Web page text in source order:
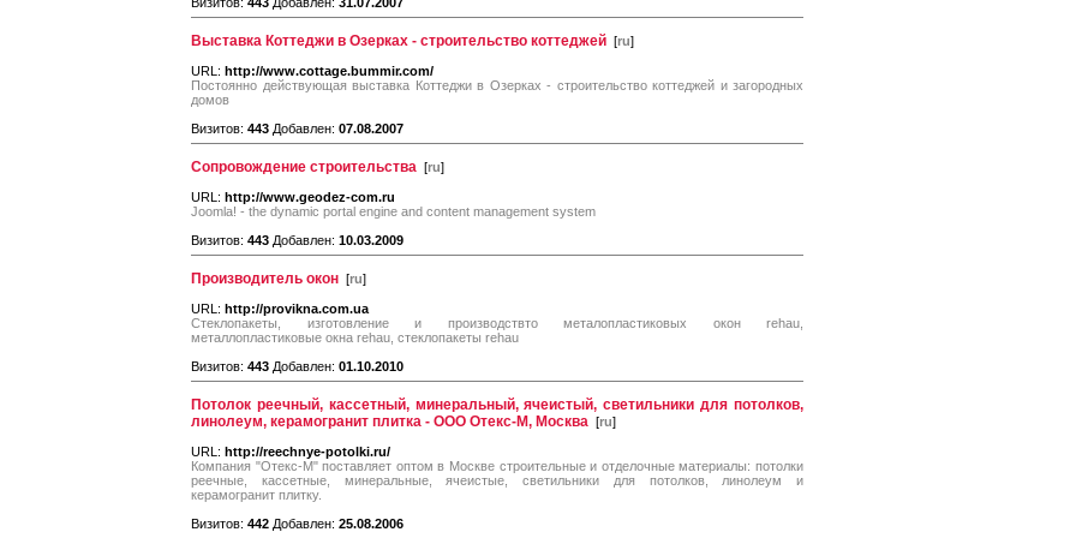
Выставка Коттеджи в Озерках - строительство коттеджей [ru]
URL: http://www.cottage.bummir.com/
Постоянно действующая выставка Коттеджи в Озерках - строительство коттеджей и загородных
домов
Визитов: 443 Добавлен: 07.08.2007
Сопровождение строительства [ru]
URL: http://www.geodez-com.ru
Joomla! - the dynamic portal engine and content management system
Визитов: 443 Добавлен: 10.03.2009
Производитель окон [ru]
URL: http://provikna.com.ua
Стеклопакеты, изготовление и производствто металопластиковых окон rehau,
металлопластиковые окна rehau, стеклопакеты rehau
Визитов: 443 Добавлен: 01.10.2010
Потолок реечный, кассетный, минеральный, ячеистый, светильники для потолков,
линолеум, керамогранит плитка - ООО Отекс-М, Москва [ru]
URL: http://reechnye-potolki.ru/
Компания "Отекс-М" поставляет оптом в Москве строительные и отделочные материалы: потолки
реечные, кассетные, минеральные, ячеистые, светильники для потолков, линолеум и
керамогранит плитку.
Визитов: 442 Добавлен: 25.08.2006